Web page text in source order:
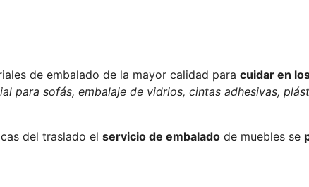
de embalado de la mayor calidad para cuidar en
para sofás, embalaje de vidrios, cintas adhesivas,
del traslado el servicio de embalado de muebles se